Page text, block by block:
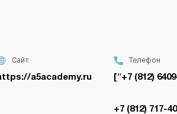
Сайт
a5academy.ru
Телефон
["+7 (812)
+7 (812) 717-